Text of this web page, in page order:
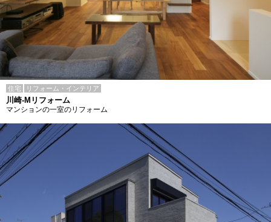
住宅 リフォーム・インテリア
川崎-Mリフォーム
マンションの一室のリフォーム